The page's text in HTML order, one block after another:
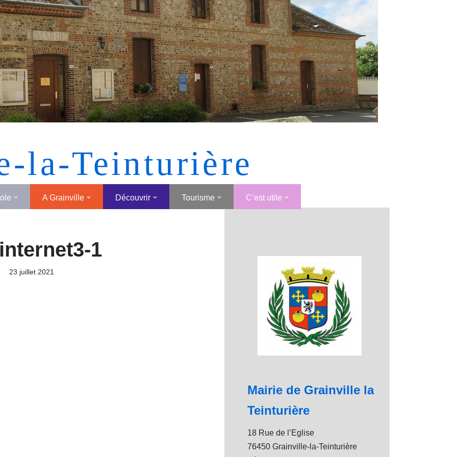
[MONTRER SOUS FORME DE VIGNETTES]
la-Teinturière
A Grainville Découvrir Tourisme C’est utile
1
23 juillet 2021
Mairie de Grainville la
Teinturière
18 Rue de l’Eglise
76450 Grainville-la-Teinturière